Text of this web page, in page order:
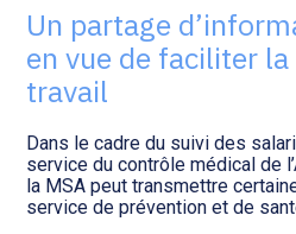
Transition numérique
humaines : SILAE
Un partage
en vue de faciliter
travail
Dans le cadre du suivi des
service du contrôle médical de
la MSA peut transmettre
service de prévention et de